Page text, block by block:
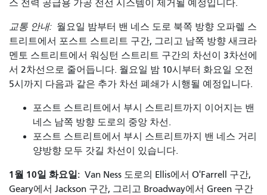
스 전력 공급용 가공 전선 시스템이 제거될 예정입니다.
교통 안내: 월요일 밤부터 밴 네스 도로 북쪽 방향 오파렐 스
트리트에서 포스트 스트리트 구간, 그리고 남쪽 방향 새크라
멘토 스트리트에서 워싱턴 스트리트 구간의 차선이 3차선에
서 2차선으로 줄어듭니다. 월요일 밤 10시부터 화요일 오전
5시까지 다음과 같은 추가 차선 폐쇄가 시행될 예정입니다.
포스트 스트리트에서 부시 스트리트까지 이어지는 밴
네스 남쪽 방향 도로의 중앙 차선.
포스트 스트리트에서 부시 스트리트까지 밴 네스 거리
양방향 모두 갓길 차선이 있습니다.
1월 10일 화요일: Van Ness 도로의 Ellis에서 O'Farrell 구간,
Geary에서 Jackson 구간, 그리고 Broadway에서 Green 구간